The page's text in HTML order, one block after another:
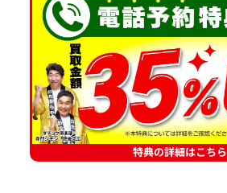
特典の詳細はこちら